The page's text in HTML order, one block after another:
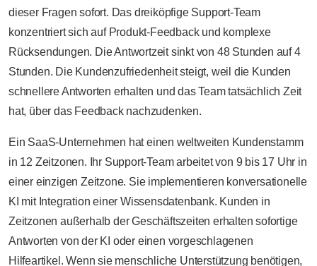
dieser Fragen sofort. Das dreiköpfige Support-Team
konzentriert sich auf Produkt-Feedback und komplexe
Rücksendungen. Die Antwortzeit sinkt von 48 Stunden auf 4
Stunden. Die Kundenzufriedenheit steigt, weil die Kunden
schnellere Antworten erhalten und das Team tatsächlich Zeit
hat, über das Feedback nachzudenken.
Ein SaaS-Unternehmen hat einen weltweiten Kundenstamm
in 12 Zeitzonen. Ihr Support-Team arbeitet von 9 bis 17 Uhr in
einer einzigen Zeitzone. Sie implementieren konversationelle
KI mit Integration einer Wissensdatenbank. Kunden in
Zeitzonen außerhalb der Geschäftszeiten erhalten sofortige
Antworten von der KI oder einen vorgeschlagenen
Hilfeartikel. Wenn sie menschliche Unterstützung benötigen,